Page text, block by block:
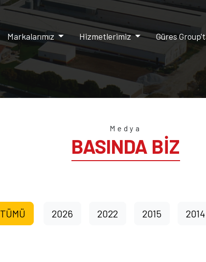
Markalarımız Hizmetlerimiz Güres
Medya
BASINDA BİZ
TÜMÜ 2026 2022 2015 2014